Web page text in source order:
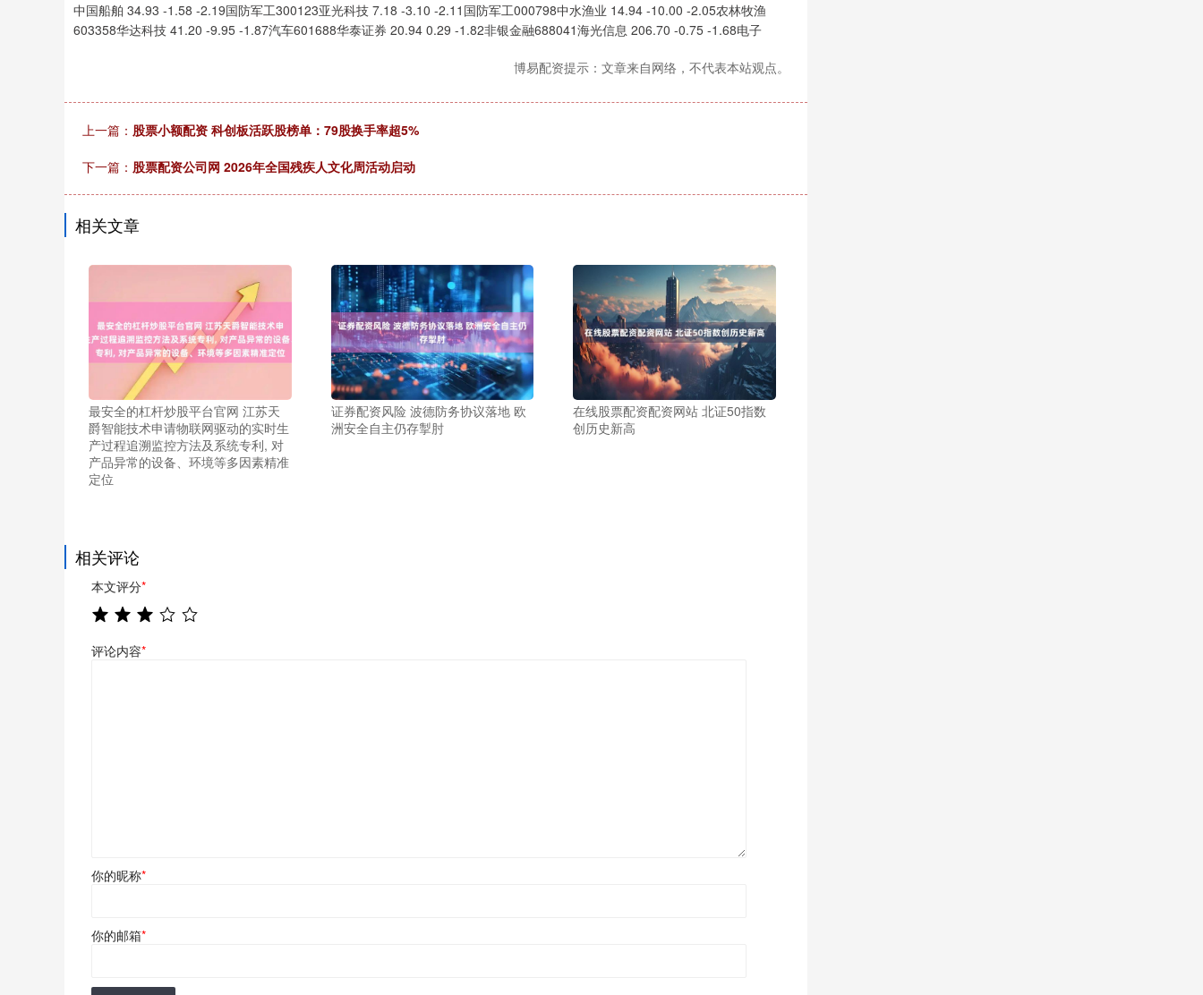
中国船舶 34.93 -1.58 -2.19国防军工300123亚光科技 7.18 -3.10 -2.11国防军工000798中水渔业 14.94 -10.00 -2.05农林牧渔
603358华达科技 41.20 -9.95 -1.87汽车601688华泰证券 20.94 0.29 -1.82非银金融688041海光信息 206.70 -0.75 -1.68电子
博易配资提示：文章来自网络，不代表本站观点。
上一篇： 股票小额配资 科创板活跃股榜单：79股换手率超5%
下一篇： 股票配资公司网 2026年全国残疾人文化周活动启动
相关文章
最安全的杠杆炒股平台官网 江苏天
爵智能技术申请物联网驱动的实时生
产过程追溯监控方法及系统专利, 对
产品异常的设备、环境等多因素精准
定位
证券配资风险 波德防务协议落地 欧
洲安全自主仍存掣肘
在线股票配资配资网站 北证50指数
创历史新高
相关评论
本文评分*
评论内容*
你的昵称*
你的邮箱*